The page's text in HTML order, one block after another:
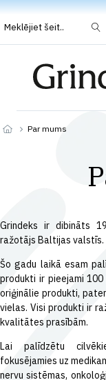
Meklējiet šeit..
Par mums
Grindeks ir dibināts
ražotājs Baltijas valstīs.
Šo gadu laikā esam
produkti ir pieejami
oriģinālie produkti,
vielas. Visi produkti ir
kvalitātes prasībām.
Lai palīdzētu
fokusējamies uz
nervu sistēmas,